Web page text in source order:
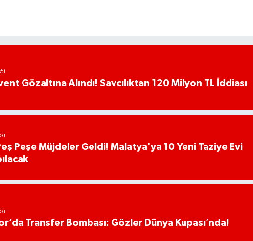
Gözaltına Alındı! Savcılıktan 120 Milyon TL İddiası
Peşe Müjdeler Geldi! Malatya'ya 10 Yeni Taziye Evi
Transfer Bombası: Gözler Dünya Kupası’nda!